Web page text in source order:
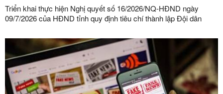
Triển khai thực hiện Nghị quyết số 16/2026/NQ-HĐND ngày
09/7/2026 của HĐND tỉnh quy định tiêu chí thành lập Đội dân
bàn tỉnh